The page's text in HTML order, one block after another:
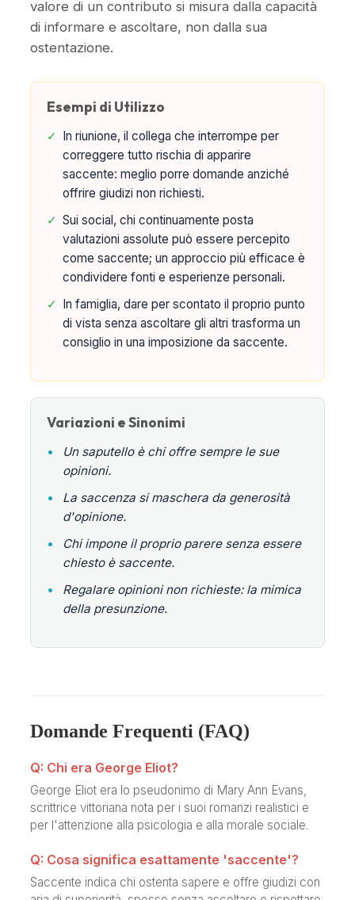
valore di un contributo si misura dalla capacità
di informare e ascoltare, non dalla sua
ostentazione.
Esempi di Utilizzo
✓ In riunione, il collega che interrompe per
correggere tutto rischia di apparire
saccente: meglio porre domande anziché
offrire giudizi non richiesti.
✓ Sui social, chi continuamente posta
valutazioni assolute può essere percepito
come saccente; un approccio più efficace è
condividere fonti e esperienze personali.
✓ In famiglia, dare per scontato il proprio punto
di vista senza ascoltare gli altri trasforma un
consiglio in una imposizione da saccente.
Variazioni e Sinonimi
•
Un saputello è chi offre sempre le sue
opinioni.
•
La saccenza si maschera da generosità
d'opinione.
•
Chi impone il proprio parere senza essere
chiesto è saccente.
•
Regalare opinioni non richieste: la mimica
della presunzione.
Domande Frequenti (FAQ)
Q: Chi era George Eliot?
George Eliot era lo pseudonimo di Mary Ann Evans,
scrittrice vittoriana nota per i suoi romanzi realistici e
per l'attenzione alla psicologia e alla morale sociale.
Q: Cosa significa esattamente 'saccente'?
Saccente indica chi ostenta sapere e offre giudizi con